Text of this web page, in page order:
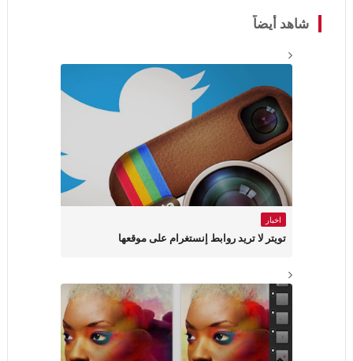
شاهد أيضاً
اخبار
تويتر لا تريد روابط إنستغرام على موقعها